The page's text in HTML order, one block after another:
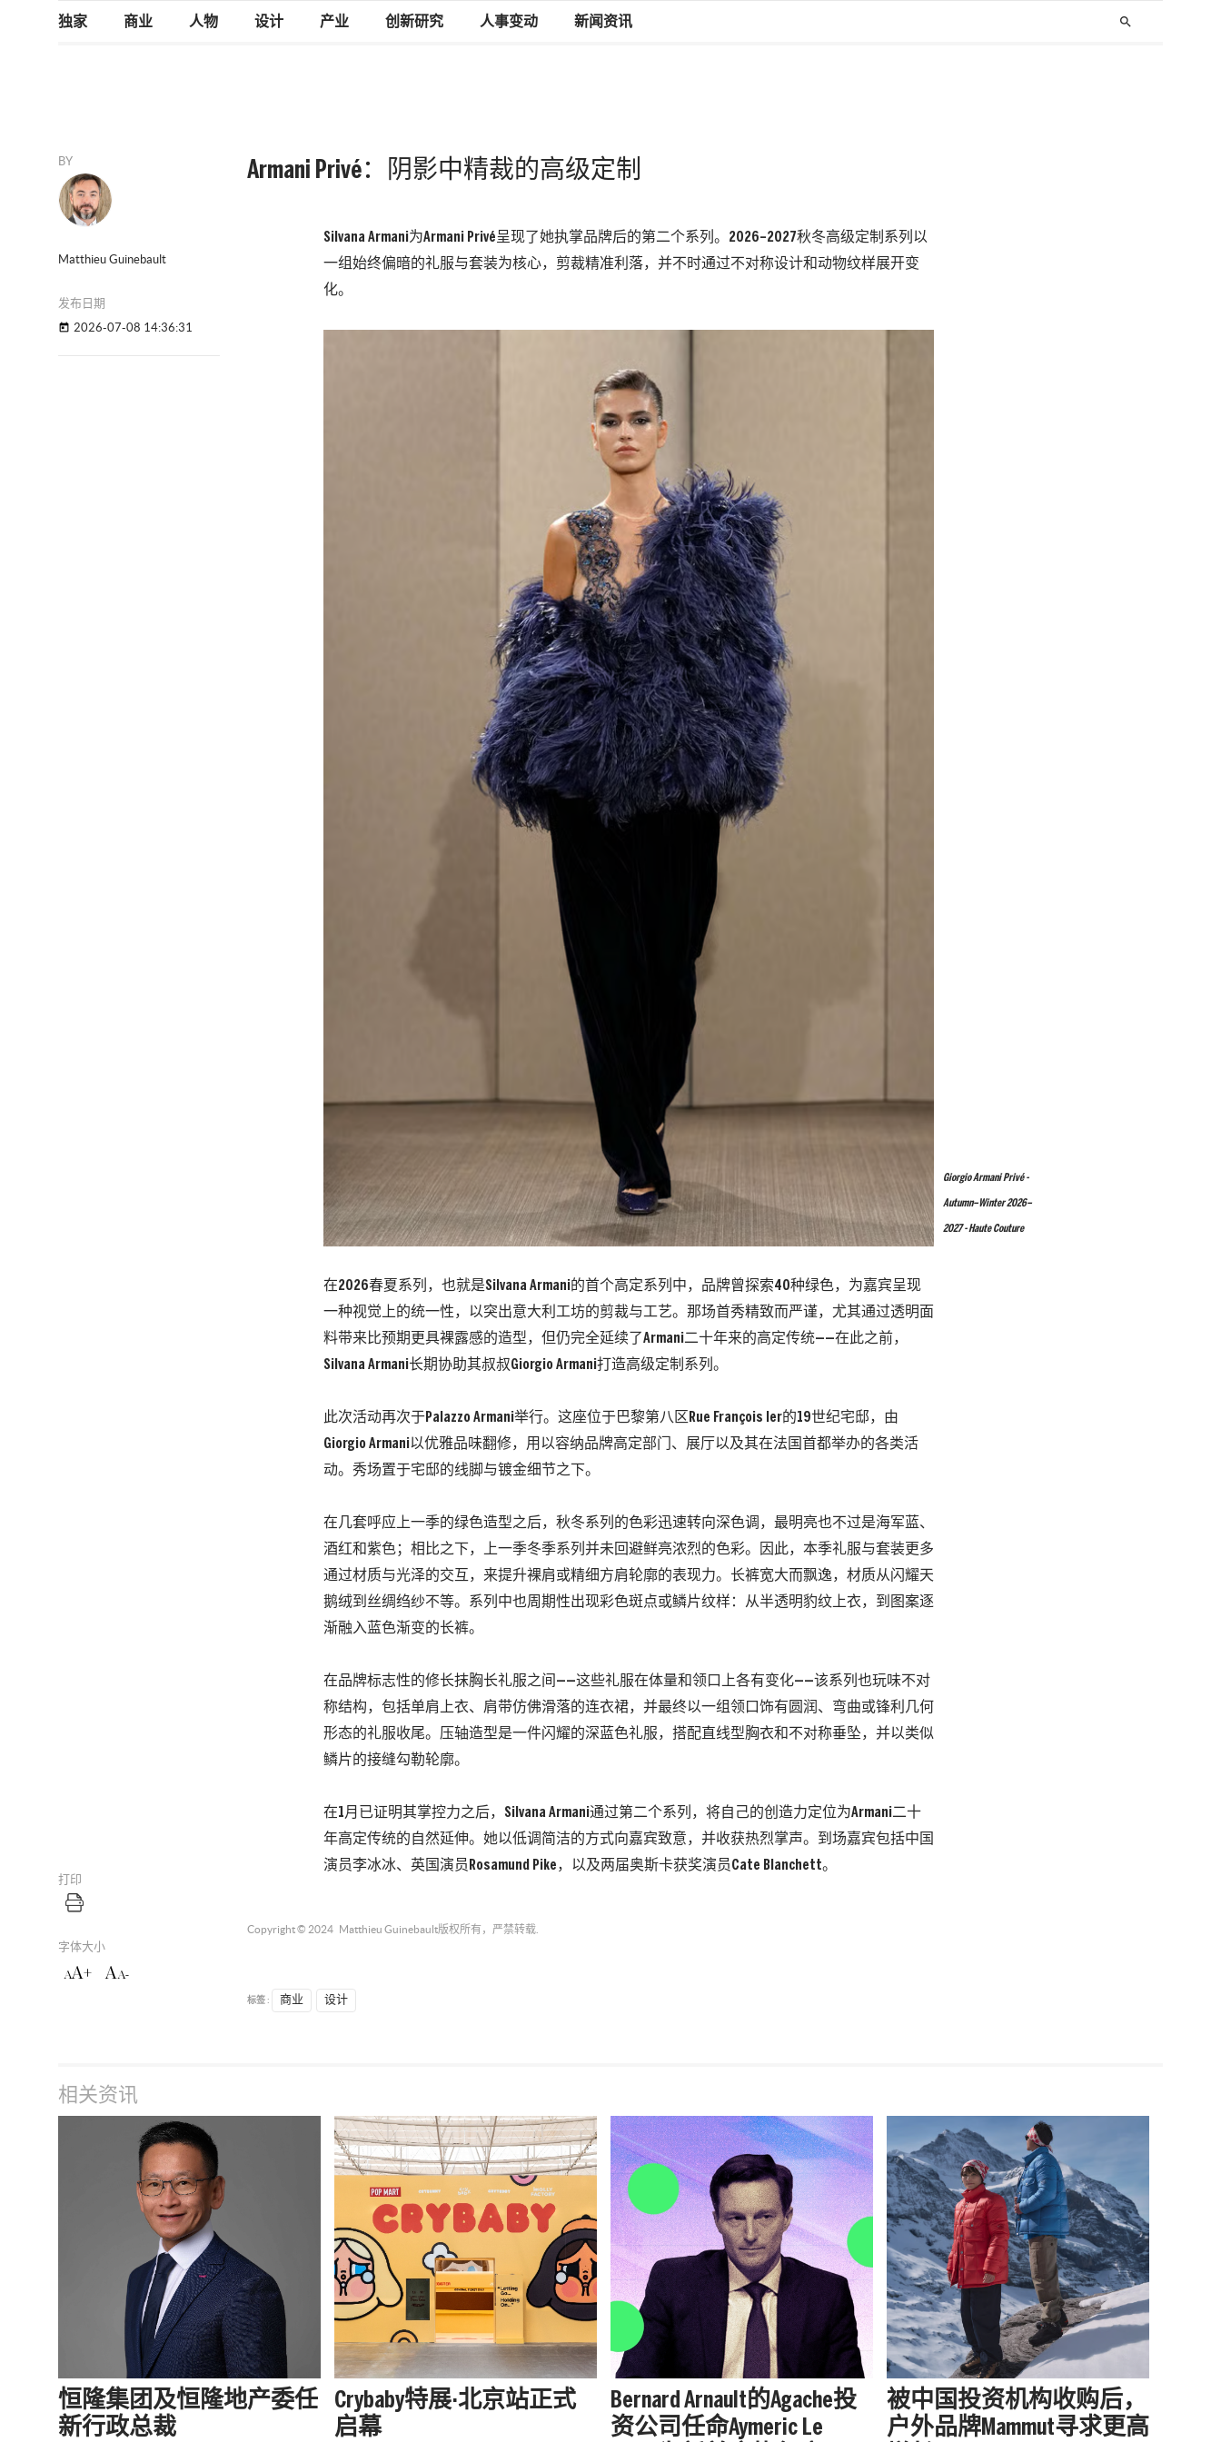
独家 商业 人物 设计 产业 创新研究 人事变动 新闻资讯 search
BY
Matthieu Guinebault
发布日期
today 2026-07-08 14:36:31
打印
字体大小
AA+ AA-
Armani Privé：阴影中精裁的高级定制
Silvana Armani为Armani Privé呈现了她执掌品牌后的第二个系列。2026–2027秋冬高级定制系列以
一组始终偏暗的礼服与套装为核心，剪裁精准利落，并不时通过不对称设计和动物纹样展开变
化。
Giorgio Armani Privé -
Autumn–Winter 2026–
2027 - Haute Couture
在2026春夏系列，也就是Silvana Armani的首个高定系列中，品牌曾探索40种绿色，为嘉宾呈现
一种视觉上的统一性，以突出意大利工坊的剪裁与工艺。那场首秀精致而严谨，尤其通过透明面
料带来比预期更具裸露感的造型，但仍完全延续了Armani二十年来的高定传统——在此之前，
Silvana Armani长期协助其叔叔Giorgio Armani打造高级定制系列。
此次活动再次于Palazzo Armani举行。这座位于巴黎第八区Rue François Ier的19世纪宅邸，由
Giorgio Armani以优雅品味翻修，用以容纳品牌高定部门、展厅以及其在法国首都举办的各类活
动。秀场置于宅邸的线脚与镀金细节之下。
在几套呼应上一季的绿色造型之后，秋冬系列的色彩迅速转向深色调，最明亮也不过是海军蓝、
酒红和紫色；相比之下，上一季冬季系列并未回避鲜亮浓烈的色彩。因此，本季礼服与套装更多
通过材质与光泽的交互，来提升裸肩或精细方肩轮廓的表现力。 长裤宽大而飘逸，材质从闪耀天
鹅绒到丝绸绉纱不等。系列中也周期性出现彩色斑点或鳞片纹样：从半透明豹纹上衣，到图案逐
渐融入蓝色渐变的长裤。
在品牌标志性的修长抹胸长礼服之间——这些礼服在体量和领口上各有变化——该系列也玩味不对
称结构，包括单肩上衣、肩带仿佛滑落的连衣裙，并最终以一组领口饰有圆润、弯曲或锋利几何
形态的礼服收尾。压轴造型是一件闪耀的深蓝色礼服，搭配直线型胸衣和不对称垂坠，并以类似
鳞片的接缝勾勒轮廓。
在1月已证明其掌控力之后，Silvana Armani通过第二个系列，将自己的创造力定位为Armani二十
年高定传统的自然延伸。她以低调简洁的方式向嘉宾致意，并收获热烈掌声。到场嘉宾包括中国
演员李冰冰、英国演员Rosamund Pike，以及两届奥斯卡获奖演员Cate Blanchett。
Copyright © 2024 Matthieu Guinebault版权所有，严禁转载.
标签 : 商业 设计
相关资讯
恒隆集团及恒隆地产委任
新行政总裁
Crybaby特展·北京站正式
启幕
Bernard Arnault的Agache投
资公司任命Aymeric Le
被中国投资机构收购后，
户外品牌Mammut寻求更高